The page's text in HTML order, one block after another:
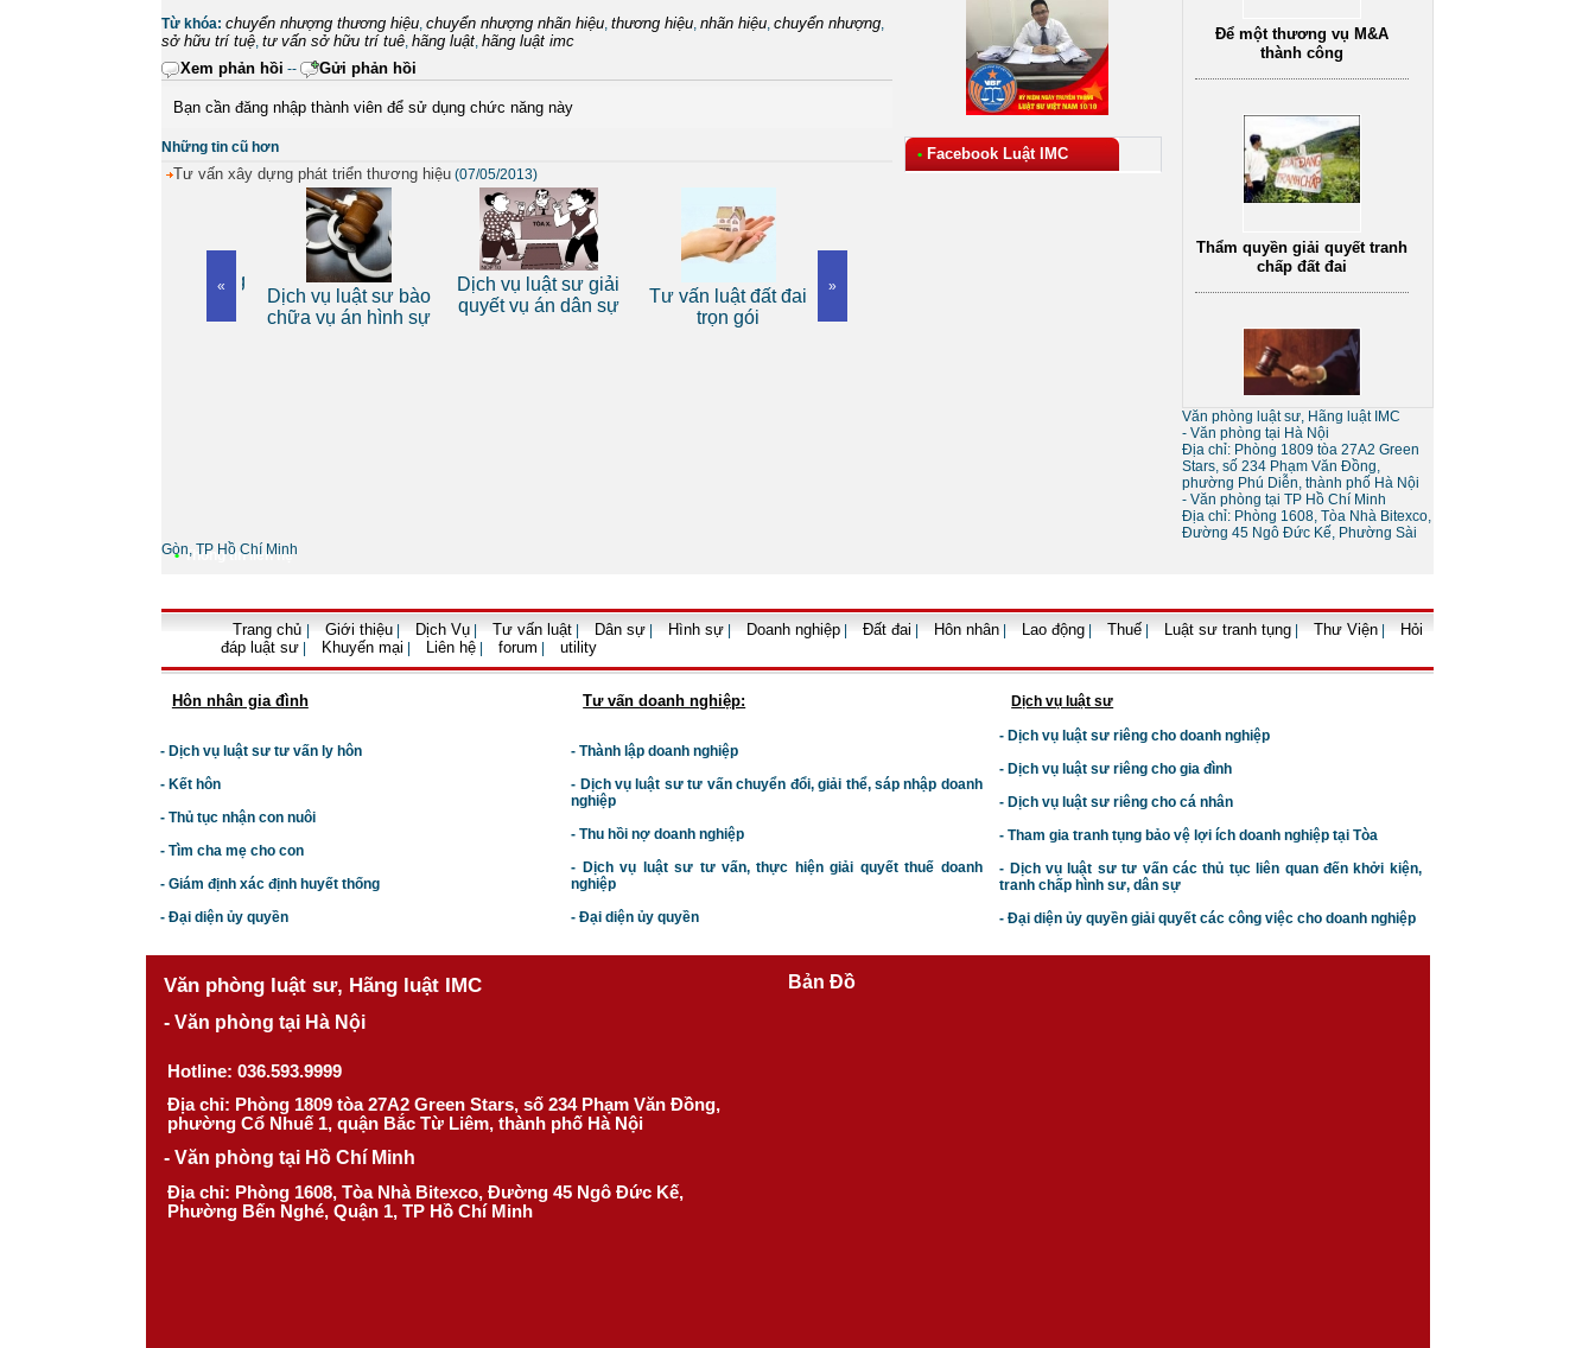
Từ khóa: chuyển nhượng thương hiệu, chuyển nhượng nhãn hiệu, thương hiệu, nhãn hiệu, chuyển nhượng,
sở hữu trí tuệ, tư vấn sở hữu trí tuê, hãng luật, hãng luật imc
Xem phản hồi -- Gửi phản hồi
Bạn cần đăng nhập thành viên để sử dụng chức năng này
Những tin cũ hơn
Tư vấn xây dựng phát triển thương hiệu (07/05/2013)
« »
Dịch vụ luật sư riêng
Dịch vụ luật sư bào
chữa vụ án hình sự
Dịch vụ luật sư giải
quyết vụ án dân sự
Tư vấn luật đất đai
trọn gói
Dịch vụ luật sư tranh
Dịch vụ tư vấn luật
Dịch vụ tư vấn ly hôn
• Facebook Luật IMC
Thẩm quyền giải quyết tranh
chấp đất đai
Sự khác nhau giữa tố tụng
tòa án và tố tụng bằng trọng
tài
nghiệp
doanh của doanh nghiệp
• Thông tin liên hệ
Văn phòng luật sư, Hãng luật IMC
- Văn phòng tại Hà Nội
Địa chỉ: Phòng 1809 tòa 27A2 Green
Stars, số 234 Phạm Văn Đồng,
phường Phú Diễn, thành phố Hà Nội
- Văn phòng tại TP Hồ Chí Minh
Địa chỉ: Phòng 1608, Tòa Nhà Bitexco,
Đường 45 Ngô Đức Kế, Phường Sài
Gòn, TP Hồ Chí Minh
Trang chủ Giới thiệu Dịch Vụ Tư vấn luật Dân sự Hình sự Doanh nghiệp Đất đai Hôn nhân Lao động Thuế Luật sư tranh tụng Thư Viện
Hỏi
đáp luật sư
Khuyến mại Liên hệ forum utility
Hôn nhân gia đình
- Dịch vụ luật sư tư vấn ly hôn
- Kết hôn
- Thủ tục nhận con nuôi
- Tìm cha mẹ cho con
- Giám định xác định huyết thống
- Đại diện ủy quyền
Tư vấn doanh nghiệp:
- Thành lập doanh nghiệp
- Dịch vụ luật sư tư vấn chuyển đổi, giải thể, sáp nhập doanh
nghiệp
- Thu hồi nợ doanh nghiệp
- Dịch vụ luật sư tư vấn, thực hiện giải quyết thuế doanh
nghiệp
- Đại diện ủy quyền
Dịch vụ luật sư
- Dịch vụ luật sư riêng cho doanh nghiệp
- Dịch vụ luật sư riêng cho gia đình
- Dịch vụ luật sư riêng cho cá nhân
- Tham gia tranh tụng bảo vệ lợi ích doanh nghiệp tại Tòa
- Dịch vụ luật sư tư vấn các thủ tục liên quan đến khởi kiện,
tranh chấp hình sư, dân sự
- Đại diện ủy quyền giải quyết các công việc cho doanh nghiệp
Văn phòng luật sư, Hãng luật IMC
- Văn phòng tại Hà Nội
Hotline: 036.593.9999
Địa chỉ: Phòng 1809 tòa 27A2 Green Stars, số 234 Phạm Văn Đồng,
phường Cổ Nhuế 1, quận Bắc Từ Liêm, thành phố Hà Nội
- Văn phòng tại Hồ Chí Minh
Địa chỉ: Phòng 1608, Tòa Nhà Bitexco, Đường 45 Ngô Đức Kế,
Phường Bến Nghé, Quận 1, TP Hồ Chí Minh
Bản Đồ